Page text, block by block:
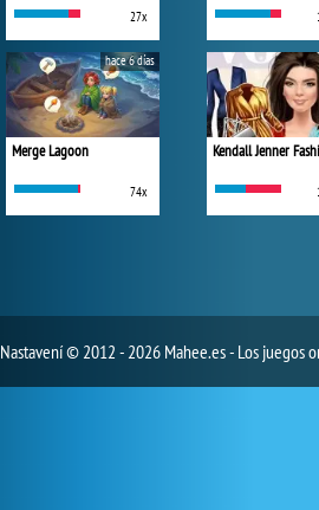
27x
Merge Lagoon
74x
hace 6 días
Nastavení© 2012 - 2026 Mahee.es - Los juegos